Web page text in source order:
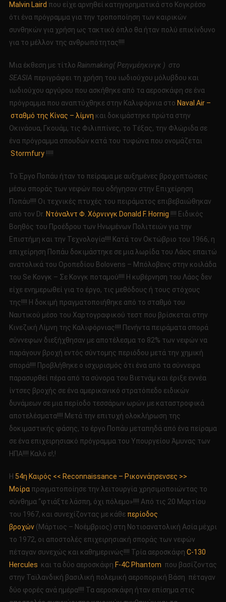
Malvin Laird που είχε αρνηθεί κατηγορηματικά στο Κογκρέσο
ότι ένα πρόγραμμα για την τροποποίηση των καιρικών
συνθηκών για χρήση ως τακτικό όπλο θα ήταν πολύ επικίνδυνο
για το μέλλον της ανθρωπότητας!!!!
Μια έκθεση με τίτλο Rainmaking( Ρεηνμέηκινγκ ) στο
SEASIA περιγράφει τη χρήση του ιωδιούχου μόλυβδου και
ιωδιούχου αργύρου που ασκήθηκε από τα αεροσκάφη σε ένα
πρόγραμμα που αναπτύχθηκε στην Καλιφόρνια στο Naval Air –
σταθμό της Κίνας – λίμνη και δοκιμάστηκε πρώτα στην
Οκινάουα, Γκουάμ, τις Φιλιππίνες, το Τέξας, την Φλώριδα σε
ένα πρόγραμμα σπουδών κατά του τυφώνα που ονομάζεται
Stormfury!!!!!
Το Έργο Ποπάυ ήταν το πείραμα με αυξημένες βροχοπτώσεις
μέσω σποράς των νεφών που οδήγησαν στην Επιχείρηση
Ποπάυ!!!! Οι τεχνικές πτυχές του πειράματος επιβεβαιώθηκαν
από τον Dr. Ντόναλντ Φ. Χόρνινγκ Donald F. Hornig !!!! Ειδικός
Βοηθός του Προέδρου των Ηνωμένων Πολιτειών για την
Επιστήμη και την Τεχνολογία!!!! Κατά τον Οκτώβριο του 1966, η
επιχείρηση Ποπάυ δοκιμάστηκε σε μια λωρίδα του Λάος επαιτώ
ανατολικά του Οροπεδίου Bolovens – Μπόλοβενς στην κοιλάδα
του Se Κονγκ – Σε Κονγκ ποταμού!!!! Η κυβέρνηση του Λάος δεν
είχε ενημερωθεί για το έργο, τις μεθόδους ή τους στόχους
της!!!! Η δοκιμή πραγματοποιήθηκε από το σταθμό του
Ναυτικού μέσο του Χαρτογραφικού τεστ που βρίσκεται στην
Κινεζική Λίμνη της Καλιφόρνιας!!!! Πενήντα πειράματα σπορά
σύννεφων διεξήχθησαν με αποτέλεσμα το 82% των νεφών να
παράγουν βροχή εντός σύντομης περιόδου μετά την χημική
σπορά!!!! Προβλήθηκε ο ισχυρισμός ότι ένα από τα σύννεφα
παρασυρθεί πέρα από τα σύνορα του Βιετνάμ και έριξε εννέα
ίντσες βροχής σε ένα αμερικανικό στρατόπεδο ειδικών
δυνάμεων σε μια περίοδο τεσσάρων ωρών με καταστροφικά
αποτελέσματα!!!! Μετά την επιτυχή ολοκλήρωση της
δοκιμαστικής φάσης, το έργο Ποπάυ μεταπηδά από ένα πείραμα
σε ένα επιχειρησιακό πρόγραμμα του Υπουργείου Άμυνας των
ΗΠΑ!!!! Καλό ε!;!
Η 54η Καιρός << Reconnaissance – Ρικοννάησενσες >>
Μοίραπραγματοποίησε την λειτουργία χρησιμοποιώντας το
σύνθημα “φτιάξτε λάσπη, όχι πόλεμο»!!!! Από τις 20 Μαρτίου
του 1967, και συνεχίζοντας με κάθε περίοδος
βροχών(Μάρτιος – Νοέμβριος) στη Νοτιοανατολική Ασία μέχρι
το 1972, οι αποστολές επιχειρησιακή σποράς των νεφών
πέταγαν συνεχώς και καθημερινώς!!!! Τρία αεροσκάφη C-130
Hercules και τα δύο αεροσκάφη F-4C Phantom που βασίζοντας
στην Ταϊλανδική βασιλική πολεμική αεροπορική Βάση πέταγαν
δύο φορές ανά ημέρα!!!! Τα αεροσκάφη ήταν επίσημα στις